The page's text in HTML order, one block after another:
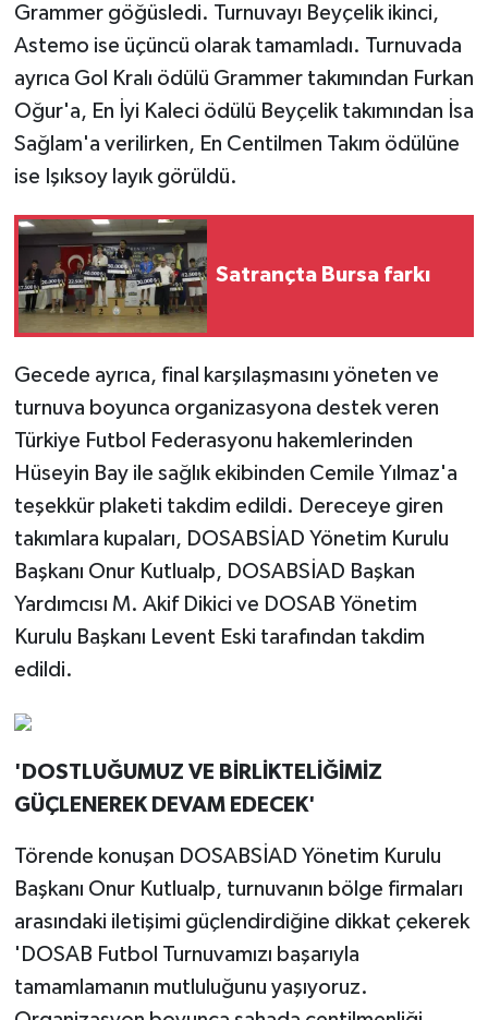
Grammer göğüsledi. Turnuvayı Beyçelik ikinci,
Astemo ise üçüncü olarak tamamladı. Turnuvada
ayrıca Gol Kralı ödülü Grammer takımından Furkan
Oğur'a, En İyi Kaleci ödülü Beyçelik takımından İsa
Sağlam'a verilirken, En Centilmen Takım ödülüne
ise Işıksoy layık görüldü.
Satrançta Bursa farkı
Gecede ayrıca, final karşılaşmasını yöneten ve
turnuva boyunca organizasyona destek veren
Türkiye Futbol Federasyonu hakemlerinden
Hüseyin Bay ile sağlık ekibinden Cemile Yılmaz'a
teşekkür plaketi takdim edildi. Dereceye giren
takımlara kupaları, DOSABSİAD Yönetim Kurulu
Başkanı Onur Kutlualp, DOSABSİAD Başkan
Yardımcısı M. Akif Dikici ve DOSAB Yönetim
Kurulu Başkanı Levent Eski tarafından takdim
edildi.
'DOSTLUĞUMUZ VE BİRLİKTELİĞİMİZ
GÜÇLENEREK DEVAM EDECEK'
Törende konuşan DOSABSİAD Yönetim Kurulu
Başkanı Onur Kutlualp, turnuvanın bölge firmaları
arasındaki iletişimi güçlendirdiğine dikkat çekerek
'DOSAB Futbol Turnuvamızı başarıyla
tamamlamanın mutluluğunu yaşıyoruz.